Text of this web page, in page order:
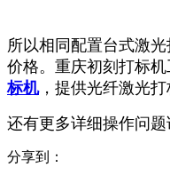
所以相同配置台式激
价格。 重庆初刻打标
标机，提供光纤激光打
还有更多详细操作问题
分享到：